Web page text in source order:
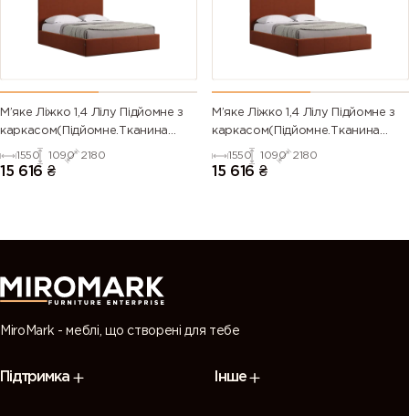
М’яке Ліжко 1,4 Лілу Підйомне з
каркасом(Підйомне.Тканина
TIFFANY)
1550 1090 2180
15 616 ₴
М’яке Ліжко 1,4 Лілу Підйомне з
каркасом(Підйомне.Тканина
FLOW)
1550 1090 2180
15 616 ₴
MiroMark - меблі, що створені для тебе
Підтримка Інше